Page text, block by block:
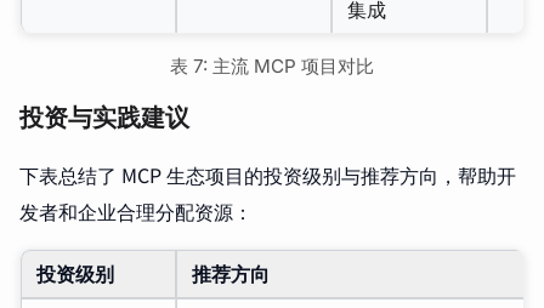
集成
表 7: 主流 MCP 项目对比
投资与实践建议
下表总结了 MCP 生态项目的投资级别与推荐方向，帮助开
发者和企业合理分配资源：
投资级别
推荐方向